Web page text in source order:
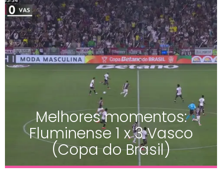
Melhores momentos:
Fluminense 1 x 3 Vasco
(Copa do Brasil)